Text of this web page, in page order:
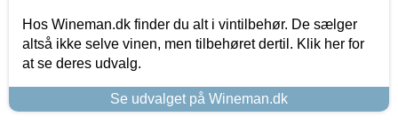
Hos Wineman.dk finder du alt i vintilbehør. De sælger
altså ikke selve vinen, men tilbehøret dertil. Klik her for
at se deres udvalg.
Se udvalget på Wineman.dk